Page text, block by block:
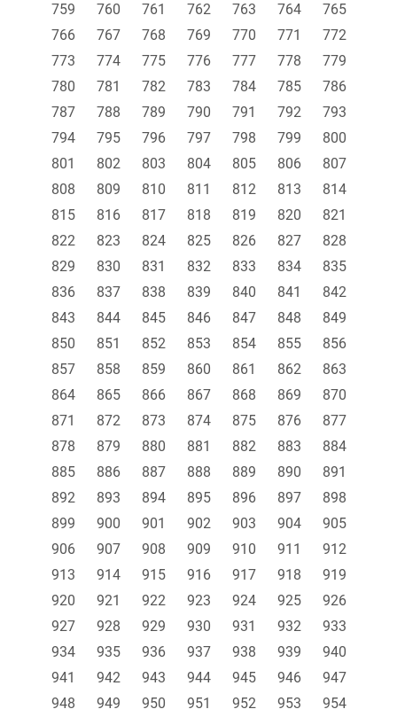
759
760 761 762 763 764
765
766
767 768 769 770 771
772
773
774 775 776 777 778
779
780
781 782 783 784 785
786
787
788 789 790 791 792
793
794
795 796 797 798 799
800
801
802 803 804 805 806
807
808
809 810 811 812 813
814
815
816 817 818 819 820
821
822
823 824 825 826 827
828
829
830 831 832 833 834
835
836
837 838 839 840 841
842
843
844 845 846 847 848
849
850
851 852 853 854 855
856
857
858 859 860 861 862
863
864
865 866 867 868 869
870
871
872 873 874 875 876
877
878
879 880 881 882 883
884
885
886 887 888 889 890
891
892
893 894 895 896 897
898
899
900 901 902 903 904
905
906
907 908 909 910 911
912
913
914 915 916 917 918
919
920
921 922 923 924 925
926
927
928 929 930 931 932
933
934
935 936 937 938 939
940
941
942 943 944 945 946
947
948
949 950 951 952 953
954